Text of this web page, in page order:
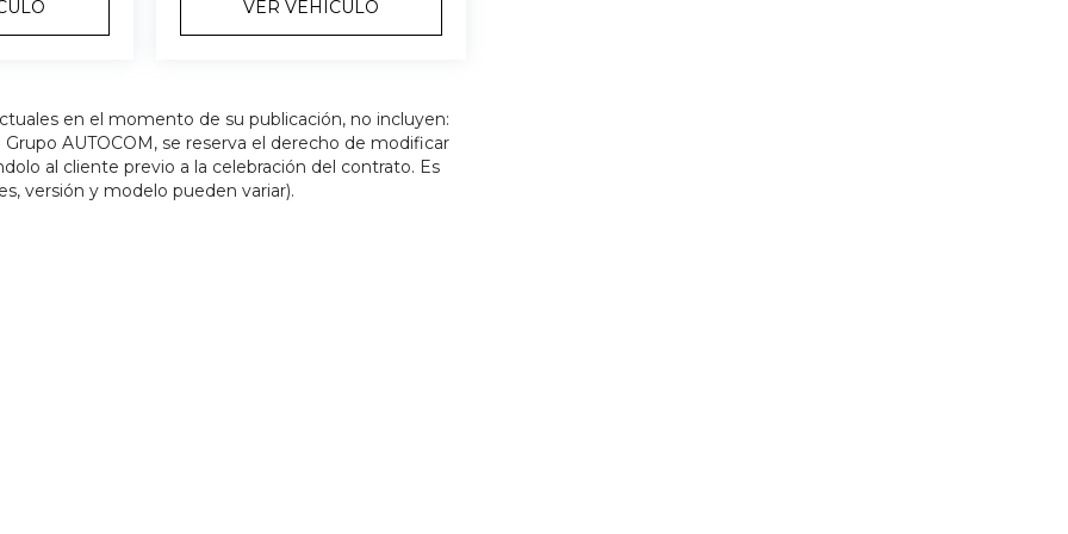
VER VEHÍCULO
en el momento de su publicación, no incluyen:
AUTOCOM, se reserva el derecho de modificar
al cliente previo a la celebración del contrato. Es
versión y modelo pueden variar).